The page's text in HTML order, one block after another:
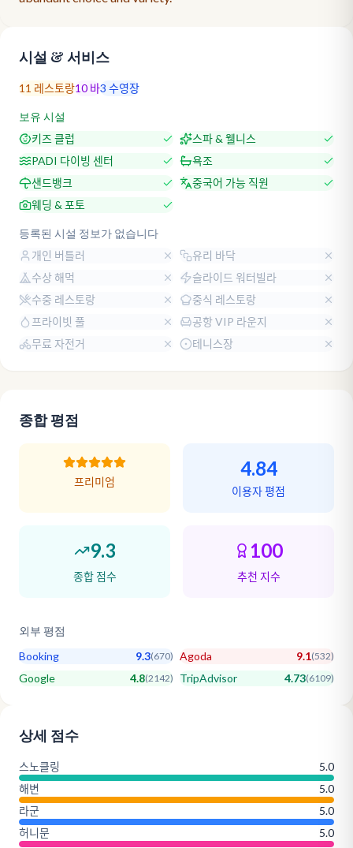
시설 & 서비스
11 레스토랑10 바3 수영장
보유 시설
키즈 클럽
스파 & 웰니스
PADI 다이빙 센터
욕조
샌드뱅크
중국어 가능 직원
웨딩 & 포토
등록된 시설 정보가 없습니다
개인 버틀러
유리 바닥
수상 해먹
슬라이드 워터빌라
수중 레스토랑
중식 레스토랑
프라이빗 풀
공항 VIP 라운지
무료 자전거
테니스장
종합 평점
프리미엄
4.84
이용자 평점
9.3
종합 점수
100
추천 지수
외부 평점
Booking 9.3(670) Agoda 9.1(532)
Google 4.8(2142) TripAdvisor 4.73(6109)
상세 점수
스노클링
5.0
해변
5.0
라군
5.0
허니문
5.0